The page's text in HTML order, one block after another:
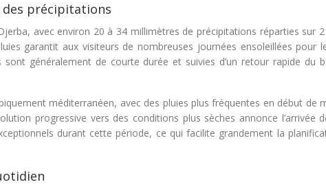
précipitations
avec environ 20 à 34 millimètres de précipitations réparties sur
garantit aux visiteurs de nombreuses journées ensoleillées pour
sont généralement de courte durée et suivies d’un retour rapide du
méditerranéen, avec des pluies plus fréquentes en début de
progressive vers des conditions plus sèches annonce l’arrivée
durant cette période, ce qui facilite grandement la